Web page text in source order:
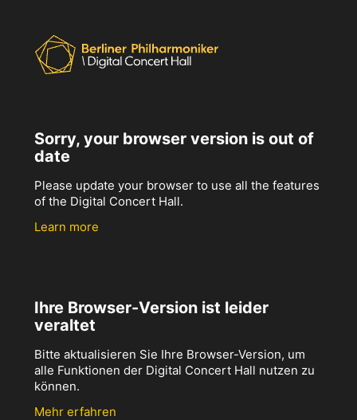
Sorry, your browser version is out of
date
Please update your browser to use all the features
of the Digital Concert Hall.
Learn more
Ihre Browser-Version ist leider
veraltet
Bitte aktualisieren Sie Ihre Browser-Version, um
alle Funktionen der Digital Concert Hall nutzen zu
können.
Mehr erfahren